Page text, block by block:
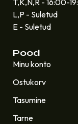
T,K,N,R - 16:00-
L,P - Suletud
E - Suletud
Pood
Minu konto
Ostukorv
Tasumine
Tarne